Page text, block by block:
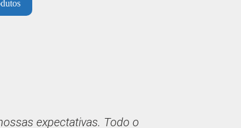
expectativas. Todo o